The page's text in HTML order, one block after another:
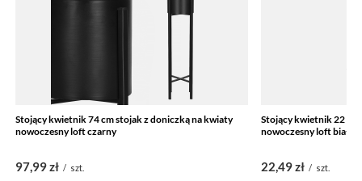
Stojący kwietnik 74 cm stojak z doniczką na kwiaty
nowoczesny loft czarny
97,99 zł / szt.
Stojący kwietnik 22
nowoczesny loft biały
22,49 zł / szt.